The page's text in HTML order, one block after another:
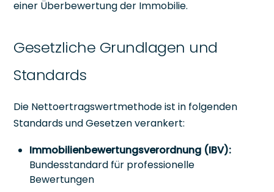
einer Überbewertung der Immobilie.
Gesetzliche Grundlagen und
Standards
Die Nettoertragswertmethode ist in folgenden
Standards und Gesetzen verankert:
Immobilienbewertungsverordnung (IBV):
Bundesstandard für professionelle
Bewertungen